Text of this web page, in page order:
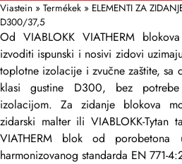
Viastein » Termékek » ELEMENTI ZA
D300/37,5
Od VIABLOKK VIATHERM
izvoditi ispunski i nosivi zidovi
toplotne izolacije i zvučne zaštite,
klasi gustine D300, bez
izolacijom. Za zidanje blokova
zidarski malter ili VIABLOKK-Tytan
VIATHERM blok od porobetona
harmonizovanog standarda EN 771-